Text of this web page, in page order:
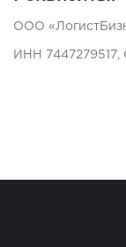
ООО
ИНН 7447279517,